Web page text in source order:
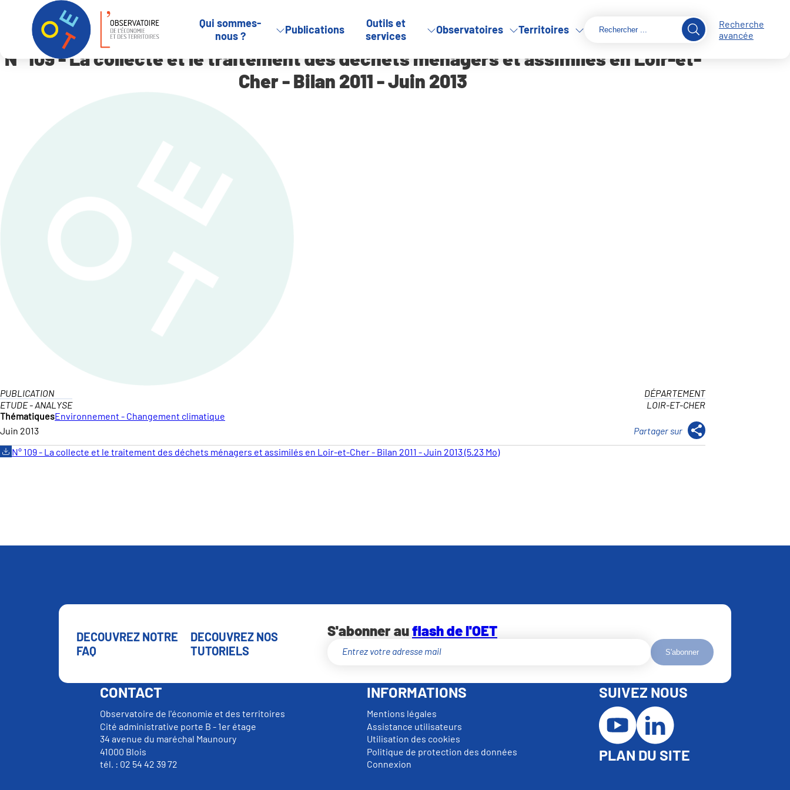
Panneau de gestion des cookies
Qui sommes-
nous ?
Publications
Outils et
services
Observatoires Territoires
Recherche
avancée
N° 109 – La collecte et le traitement des déchets ménagers et assimilés en Loir-et-Cher – Bilan 2011 – Juin 2013
N° 109 - La collecte et le traitement des déchets ménagers et assimilés en Loir-et-
Cher - Bilan 2011 - Juin 2013
PUBLICATION
ETUDE - ANALYSE
DÉPARTEMENT
LOIR-ET-CHER
ThématiquesEnvironnement - Changement climatique
Juin 2013
N° 109 - La collecte et le traitement des déchets ménagers et assimilés en Loir-et-Cher - Bilan 2011 - Juin 2013 (5.23 Mo)
DECOUVREZ NOTRE
FAQ
DECOUVREZ NOS
TUTORIELS
S'abonner auflash de l'OET
S'abonner
CONTACT
Observatoire de l'économie et des territoires
Cité administrative porte B - 1er étage
34 avenue du maréchal Maunoury
41000 Blois
tél. : 02 54 42 39 72
INFORMATIONS
Mentions légales
Assistance utilisateurs
Utilisation des cookies
Politique de protection des données
Connexion
SUIVEZ NOUS
PLAN DU SITE